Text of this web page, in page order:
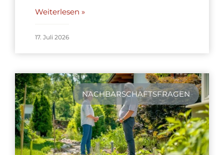
Weiterlesen »
17. Juli 2026
NACHBARSCHAFTSFRAGEN